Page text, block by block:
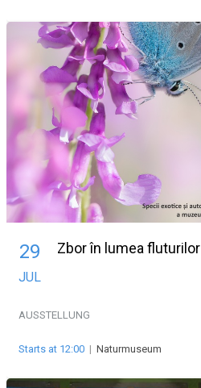
29
JUL
Zbor în lumea fluturilor
AUSSTELLUNG
Starts at 12:00 | Naturmuseum